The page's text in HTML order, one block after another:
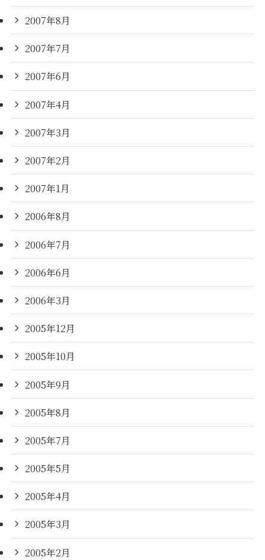
2007年8月
2007年7月
2007年6月
2007年4月
2007年3月
2007年2月
2007年1月
2006年8月
2006年7月
2006年6月
2006年3月
2005年12月
2005年10月
2005年9月
2005年8月
2005年7月
2005年5月
2005年4月
2005年3月
2005年2月